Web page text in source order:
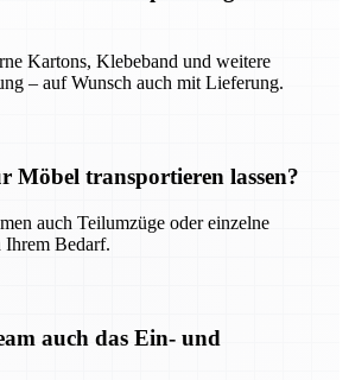
Kartons, Klebeband und weitere
– auf Wunsch auch mit Lieferung.
Möbel transportieren lassen?
auch Teilumzüge oder einzelne
Ihrem Bedarf.
auch das Ein- und